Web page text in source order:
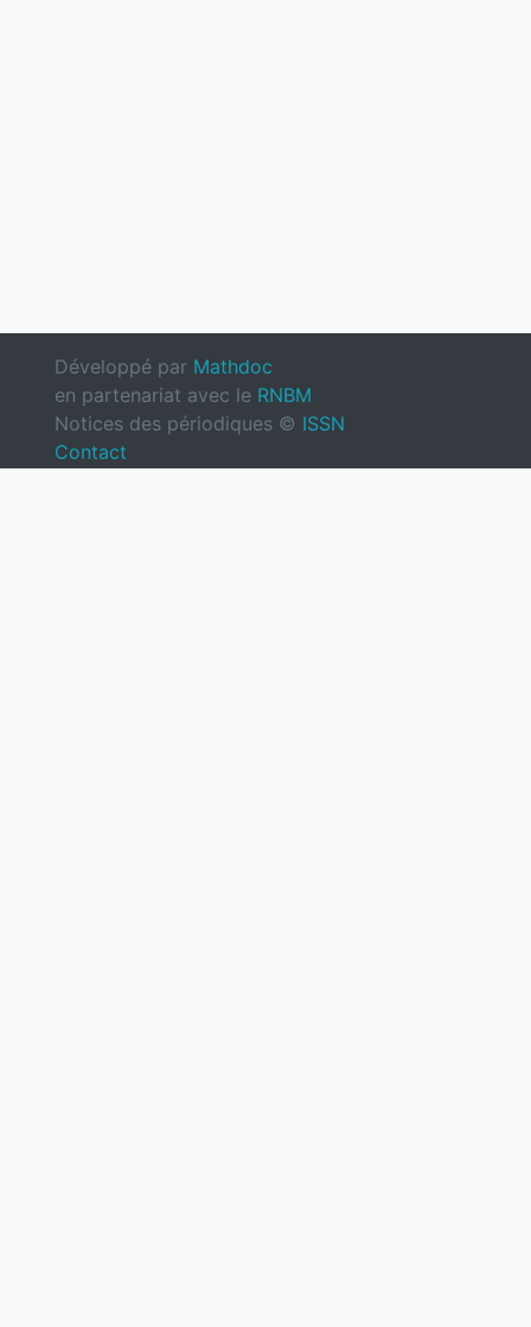
Développé par Mathdoc
en partenariat avec le RNBM
Notices des périodiques © ISSN
Contact